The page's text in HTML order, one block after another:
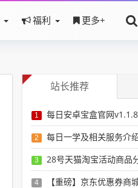
福利 更多+
站长推荐
1 每日安卓宝盒官网v1.1.8.最新版，集合安卓破解
2 每日一学及相关服务介
3 28号天猫淘宝活动商品分享
4 【重磅】京东优惠券商城上线，每日京